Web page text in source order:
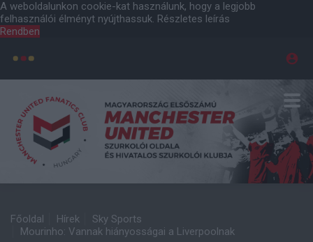
A weboldalunkon cookie-kat használunk, hogy a legjobb
felhasználói élményt nyújthassuk. Részletes leírás
Rendben
Főoldal Hírek
Sky Sports
Mourinho: Vannak hiányosságai a Liverpoolnak